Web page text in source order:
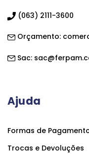
(063) 2111-3600
Orçamento:
Sac:
Ajuda
Formas de
Trocas e Devoluções